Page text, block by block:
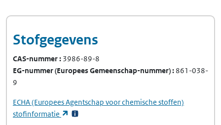
Stofgegevens
CAS-nummer 3986-89-8
EG-nummer(Europees Gemeenschap-nummer) 861-038-
9
ECHA(Europees Agentschap voor chemische stoffen)
stofinformatie
(opent in een nieuw tabblad)